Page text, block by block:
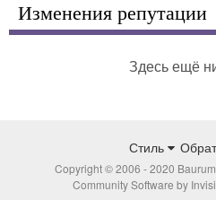
Изменения репутации
Здесь ещё
Стиль
Copyright © 2006 - 2020
Community Software by